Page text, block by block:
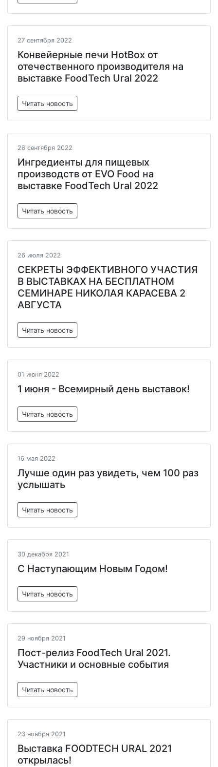
27 сентября 2022
Конвейерные печи HotBox от
отечественного производителя на
выставке FoodTech Ural 2022
Читать новость
26 сентября 2022
Ингредиенты для пищевых
производств от EVO Food на
выставке FoodTech Ural 2022
Читать новость
26 июля 2022
СЕКРЕТЫ ЭФФЕКТИВНОГО УЧАСТИЯ
В ВЫСТАВКАХ НА БЕСПЛАТНОМ
СЕМИНАРЕ НИКОЛАЯ КАРАСЕВА 2
АВГУСТА
Читать новость
01 июня 2022
1 июня - Всемирный день выставок!
Читать новость
16 мая 2022
Лучше один раз увидеть, чем 100 раз
услышать
Читать новость
30 декабря 2021
С Наступающим Новым Годом!
Читать новость
29 ноября 2021
Пост-релиз FoodTech Ural 2021.
Участники и основные события
Читать новость
23 ноября 2021
Выставка FOODTECH URAL 2021
открылась!